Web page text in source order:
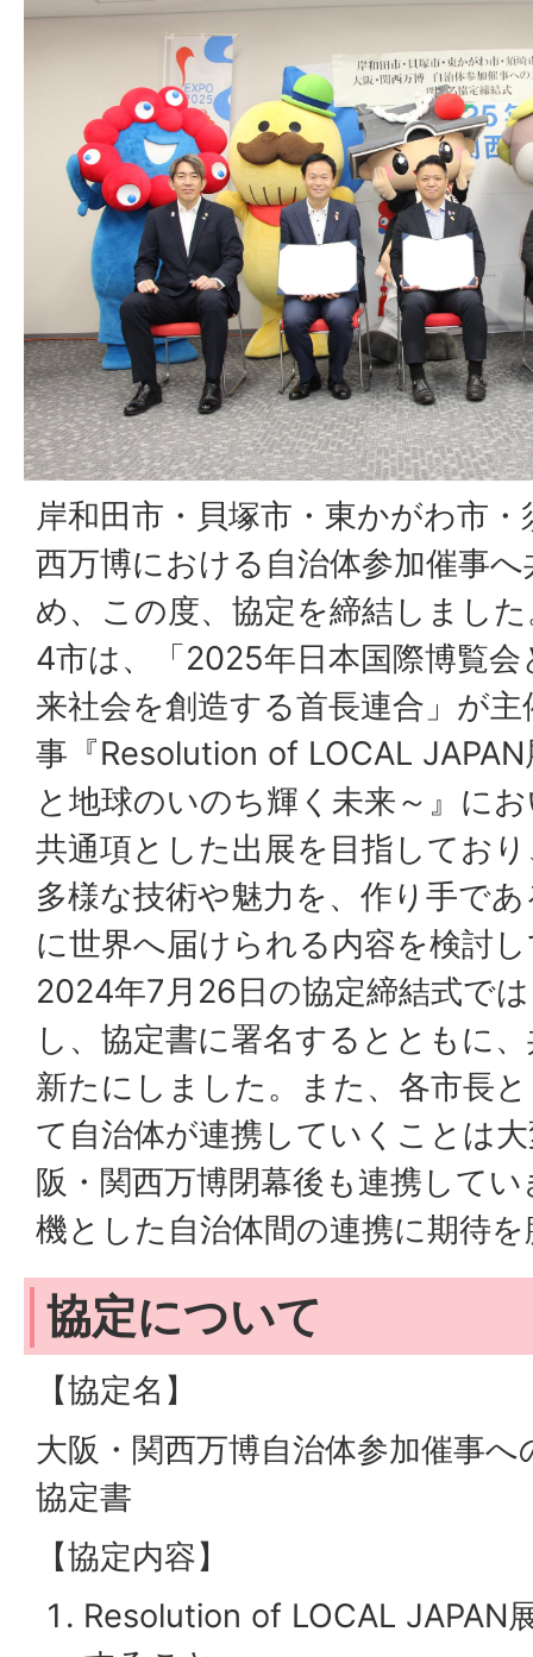
岸和田市・貝塚市・東かがわ市
西万博における自治体参加催事
め、この度、協定を締結しまし
4市は、「2025年日本国際博覧
来社会を創造する首長連合」が
事『Resolution of LOCAL
と地球のいのち輝く未来～』に
共通項とした出展を目指してお
多様な技術や魅力を、作り手で
に世界へ届けられる内容を検討
2024年7月26日の協定締結式で
し、協定書に署名するとともに
新たにしました。また、各市長
て自治体が連携していくことは
阪・関西万博閉幕後も連携して
機とした自治体間の連携に期待
協定について
【協定名】
大阪・関西万博自治体参加催事
協定書
【協定内容】
Resolution of LOCAL JAPAN